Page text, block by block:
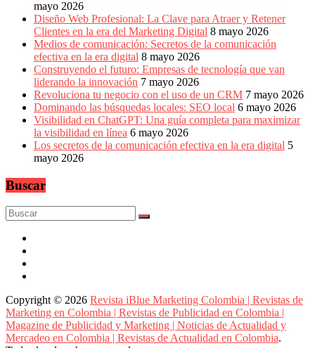
mayo 2026
Diseño Web Profesional: La Clave para Atraer y Retener
Clientes en la era del Marketing Digital 8 mayo 2026
Medios de comunicación: Secretos de la comunicación
efectiva en la era digital 8 mayo 2026
Construyendo el futuro: Empresas de tecnología que van
liderando la innovación 7 mayo 2026
Revoluciona tu negocio con el uso de un CRM 7 mayo 2026
Dominando las búsquedas locales: SEO local 6 mayo 2026
Visibilidad en ChatGPT: Una guía completa para maximizar
la visibilidad en línea 6 mayo 2026
Los secretos de la comunicación efectiva en la era digital 5
mayo 2026
Buscar
Copyright © 2026 Revista iBlue Marketing Colombia | Revistas de
Marketing en Colombia | Revistas de Publicidad en Colombia |
Magazine de Publicidad y Marketing | Noticias de Actualidad y
Mercadeo en Colombia | Revistas de Actualidad en Colombia.